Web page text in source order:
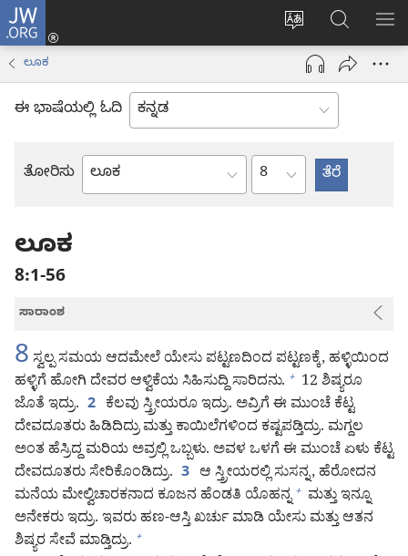
JW.ORG
ವೆಬ್‌ಸೈಟ್‌ನ
ಭಾಷೆಯನ್ನು
ಬದಲಿಸು
ಲಾಗ್
ಇನ್
(opens
new
ಹುಡುಕಿ
ಲೂಕ
ಈ ಭಾಷೆಯಲ್ಲಿ ಓದಿ
ತೋರಿಸು
ಬೈಬಲ್
ಅಧ್ಯಾಯ
ಲೂಕ
8:1-56
ಸಾರಾಂಶ
8ಸ್ವಲ್ಪ ಸಮಯ ಆದಮೇಲೆ ಯೇಸು ಪಟ್ಟಣದಿಂದ ಪಟ್ಟಣಕ್ಕೆ, ಹಳ್ಳಿಯಿಂದ
ಹಳ್ಳಿಗೆ ಹೋಗಿ ದೇವರ ಆಳ್ವಿಕೆಯ ಸಿಹಿಸುದ್ದಿ ಸಾರಿದನು. + 12 ಶಿಷ್ಯರೂ
ಜೊತೆ ಇದ್ರು. 2 ಕೆಲವು ಸ್ತ್ರೀಯರೂ ಇದ್ರು. ಅವ್ರಿಗೆ ಈ ಮುಂಚೆ ಕೆಟ್ಟ
ದೇವದೂತರು ಹಿಡಿದಿದ್ರು ಮತ್ತು ಕಾಯಿಲೆಗಳಿಂದ ಕಷ್ಟಪಡ್ತಿದ್ರು. ಮಗ್ದಲ
ಅಂತ ಹೆಸ್ರಿದ್ದ ಮರಿಯ ಅವ್ರಲ್ಲಿ ಒಬ್ಬಳು. ಅವಳ ಒಳಗೆ ಈ ಮುಂಚೆ ಏಳು ಕೆಟ್ಟ
ದೇವದೂತರು ಸೇರಿಕೊಂಡಿದ್ರು. 3 ಆ ಸ್ತ್ರೀಯರಲ್ಲಿ ಸುಸನ್ನ, ಹೆರೋದನ
ಮನೆಯ ಮೇಲ್ವಿಚಾರಕನಾದ ಕೂಜನ ಹೆಂಡತಿ ಯೊಹನ್ನ + ಮತ್ತು ಇನ್ನೂ
ಅನೇಕರು ಇದ್ರು. ಇವರು ಹಣ-ಆಸ್ತಿ ಖರ್ಚು ಮಾಡಿ ಯೇಸು ಮತ್ತು ಆತನ
ಶಿಷ್ಯರ ಸೇವೆ ಮಾಡ್ತಿದ್ರು. +